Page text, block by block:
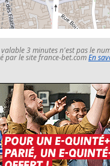
3 minutes n'est pas le
par le site france-bet.comEn